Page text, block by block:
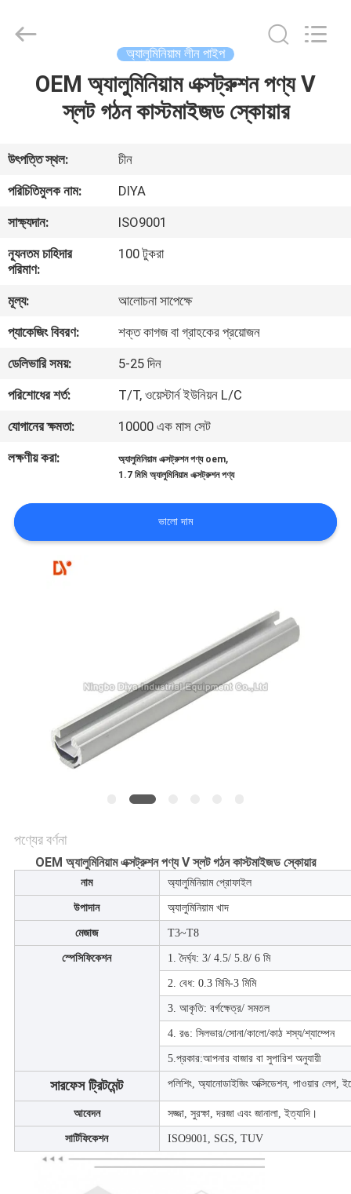
আমাদের
সম্পর্কে
কারখানা
ভ্রমণ
মান
নিয়ন্ত্রণ
যোগাযোগ
করুন
খবর
মামলা
অ্যালুমিনিয়াম লীন পাইপ
OEM অ্যালুমিনিয়াম এক্সট্রুশন পণ্য V
স্লট গঠন কাস্টমাইজড স্কোয়ার
উৎপত্তি স্থল:
চীন
পরিচিতিমুলক নাম:
DIYA
সাক্ষ্যদান:
ISO9001
ন্যূনতম চাহিদার
পরিমাণ:
100 টুকরা
মূল্য:
আলোচনা সাপেক্ষে
প্যাকেজিং বিবরণ:
শক্ত কাগজ বা গ্রাহকের প্রয়োজন
ডেলিভারি সময়:
5-25 দিন
পরিশোধের শর্ত:
T/T, ওয়েস্টার্ন ইউনিয়ন L/C
যোগানের ক্ষমতা:
10000 এক মাস সেট
লক্ষণীয় করা:
অ্যালুমিনিয়াম এক্সট্রুশন পণ্য oem,
1.7 মিমি অ্যালুমিনিয়াম এক্সট্রুশন পণ্য
ভালো দাম
পণ্যের বর্ণনা
OEM অ্যালুমিনিয়াম এক্সট্রুশন পণ্য V স্লট গঠন কাস্টমাইজড স্কোয়ার
নাম অ্যালুমিনিয়াম প্রোফাইল
উপাদান অ্যালুমিনিয়াম খাদ
মেজাজ T3~T8
স্পেসিফিকেশন 1. দৈর্ঘ্য: 3/ 4.5/ 5.8/ 6 মি
2. বেধ: 0.3 মিমি-3 মিমি
3. আকৃতি: বর্গক্ষেত্র/ সমতল
4. রঙ: সিলভার/সোনা/কালো/কাঠ শস্য/শ্যাম্পেন
5.প্রকার:আপনার বাজার বা সুপারিশ অনুযায়ী
সারফেস ট্রিটমেন্ট পলিশিং, অ্যানোডাইজিং অক্সিডেশন, পাওয়ার লেপ,
আবেদন সজ্জা, সুরক্ষা, দরজা এবং জানালা, ইত্যাদি।
সার্টিফিকেশন ISO9001, SGS, TUV